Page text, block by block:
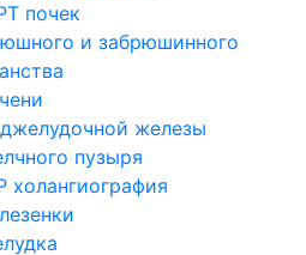
почек
и забрюшинного
железы
пузыря
холангиография